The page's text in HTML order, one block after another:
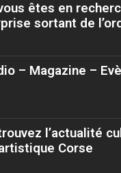
êtes en
sortant de
– Magazine –
l’actualité
Corse